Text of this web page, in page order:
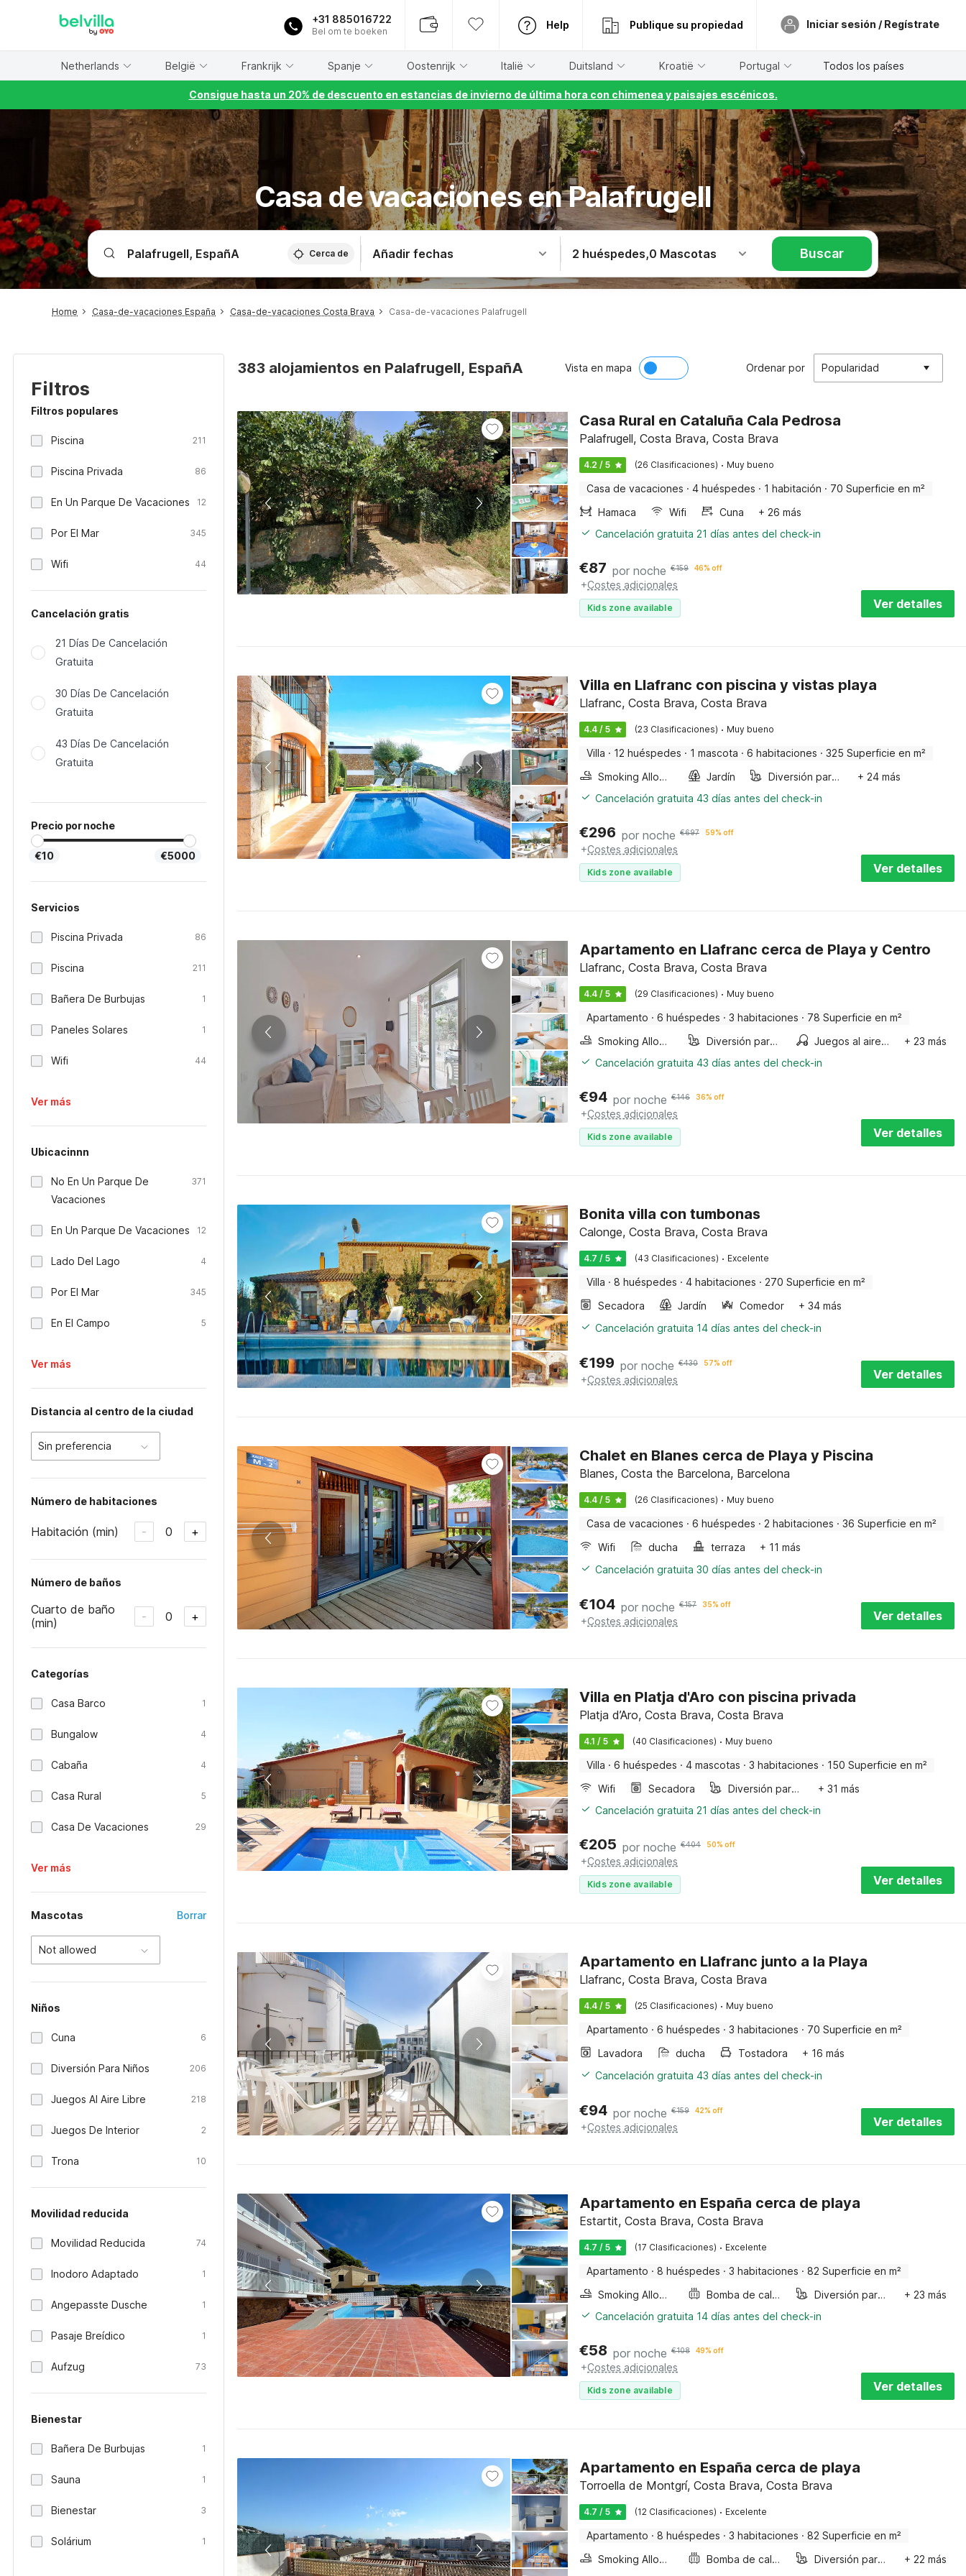
+31 885016722
Bel om te boeken
Help Publique su propiedad Iniciar sesión / Regístrate
Netherlands België Frankrijk Spanje Oostenrijk Italië Duitsland Kroatië Portugal Todos los países
Consigue hasta un 20% de descuento en estancias de invierno de última hora con chimenea y paisajes escénicos.
Casa de vacaciones en Palafrugell
Cerca de Añadir fechas 2 huéspedes,0 Mascotas Buscar
Home Casa-de-vacaciones España Casa-de-vacaciones Costa Brava Casa-de-vacaciones Palafrugell
Filtros
Filtros populares
Piscina 211
Piscina Privada 86
En Un Parque De Vacaciones 12
Por El Mar 345
Wifi 44
Cancelación gratis
21 Días De Cancelación
Gratuita
30 Días De Cancelación
Gratuita
43 Días De Cancelación
Gratuita
Precio por noche
€10 €5000
Servicios
Piscina Privada 86
Piscina 211
Bañera De Burbujas 1
Paneles Solares 1
Wifi 44
Ver más
Ubicacinnn
No En Un Parque De
Vacaciones
371
En Un Parque De Vacaciones 12
Lado Del Lago 4
Por El Mar 345
En El Campo 5
Ver más
Distancia al centro de la ciudad
Sin preferencia
Número de habitaciones
Habitación (min) - 0 +
Número de baños
Cuarto de baño
(min)
- 0 +
Categorías
Casa Barco 1
Bungalow 4
Cabaña 4
Casa Rural 5
Casa De Vacaciones 29
Ver más
Mascotas Borrar
Not allowed
Niños
Cuna 6
Diversión Para Niños 206
Juegos Al Aire Libre 218
Juegos De Interior 2
Trona 10
Movilidad reducida
Movilidad Reducida 74
Inodoro Adaptado 1
Angepasste Dusche 1
Pasaje Breídico 1
Aufzug 73
Bienestar
Bañera De Burbujas 1
Sauna 1
Bienestar 3
Solárium 1
383 alojamientos en Palafrugell, EspañA Vista en mapa Ordenar por Popularidad
Casa Rural en Cataluña Cala Pedrosa
Palafrugell, Costa Brava, Costa Brava
4.2 / 5 (26 Clasificaciones) · Muy bueno
Casa de vacaciones · 4 huéspedes · 1 habitación · 70 Superficie en m²
Hamaca
Wifi Cuna
+ 26 más
Cancelación gratuita 21 días antes del check-in
€87 por noche €159 46% off
+Costes adicionales
Kids zone available Ver detalles
Villa en Llafranc con piscina y vistas playa
Llafranc, Costa Brava, Costa Brava
4.4 / 5 (23 Clasificaciones) · Muy bueno
Villa · 12 huéspedes · 1 mascota · 6 habitaciones · 325 Superficie en m²
Smoking Allowed
Jardín Diversión para niños
+ 24 más
Cancelación gratuita 43 días antes del check-in
€296 por noche €697 59% off
+Costes adicionales
Kids zone available Ver detalles
Apartamento en Llafranc cerca de Playa y Centro
Llafranc, Costa Brava, Costa Brava
4.4 / 5 (29 Clasificaciones) · Muy bueno
Apartamento · 6 huéspedes · 3 habitaciones · 78 Superficie en m²
Smoking Allowed
Diversión para niños Juegos al aire libre
+ 23 más
Cancelación gratuita 43 días antes del check-in
€94 por noche €146 36% off
+Costes adicionales
Kids zone available Ver detalles
Bonita villa con tumbonas
Calonge, Costa Brava, Costa Brava
4.7 / 5 (43 Clasificaciones) · Excelente
Villa · 8 huéspedes · 4 habitaciones · 270 Superficie en m²
Secadora
Jardín Comedor
+ 34 más
Cancelación gratuita 14 días antes del check-in
€199 por noche €430 57% off
+Costes adicionales Ver detalles
Chalet en Blanes cerca de Playa y Piscina
Blanes, Costa the Barcelona, Barcelona
4.4 / 5 (26 Clasificaciones) · Muy bueno
Casa de vacaciones · 6 huéspedes · 2 habitaciones · 36 Superficie en m²
Wifi
ducha terraza
+ 11 más
Cancelación gratuita 30 días antes del check-in
€104 por noche €157 35% off
+Costes adicionales Ver detalles
Villa en Platja d'Aro con piscina privada
Platja d’Aro, Costa Brava, Costa Brava
4.1 / 5 (40 Clasificaciones) · Muy bueno
Villa · 6 huéspedes · 4 mascotas · 3 habitaciones · 150 Superficie en m²
Wifi
Secadora Diversión para niños
+ 31 más
Cancelación gratuita 21 días antes del check-in
€205 por noche €404 50% off
+Costes adicionales
Kids zone available Ver detalles
Apartamento en Llafranc junto a la Playa
Llafranc, Costa Brava, Costa Brava
4.4 / 5 (25 Clasificaciones) · Muy bueno
Apartamento · 6 huéspedes · 3 habitaciones · 70 Superficie en m²
Lavadora
ducha Tostadora
+ 16 más
Cancelación gratuita 43 días antes del check-in
€94 por noche €159 42% off
+Costes adicionales Ver detalles
Apartamento en España cerca de playa
Estartit, Costa Brava, Costa Brava
4.7 / 5 (17 Clasificaciones) · Excelente
Apartamento · 8 huéspedes · 3 habitaciones · 82 Superficie en m²
Smoking Allowed
Bomba de calor aire-aire Diversión para niños
+ 23 más
Cancelación gratuita 14 días antes del check-in
€58 por noche €108 49% off
+Costes adicionales
Kids zone available Ver detalles
Apartamento en España cerca de playa
Torroella de Montgrí, Costa Brava, Costa Brava
4.7 / 5 (12 Clasificaciones) · Excelente
Apartamento · 8 huéspedes · 3 habitaciones · 82 Superficie en m²
Smoking Allowed
Bomba de calor aire-aire Diversión para niños
+ 22 más